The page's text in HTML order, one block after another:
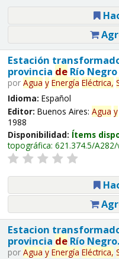
Estación
provincia deRío Negro
por Agua y Energía Eléctrica,
Idioma: Español
Editor: Buenos Aires: Agua y
1988
Disponibilidad: Ítems
topográfica: 621.374.5/A282/
Estacion
provincia deRío Negro.
por Agua y Energía Eléctrica,